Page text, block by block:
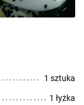
1 sztuka
1 łyżka